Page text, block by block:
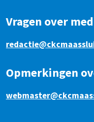
Vragen over
Opmerkingen